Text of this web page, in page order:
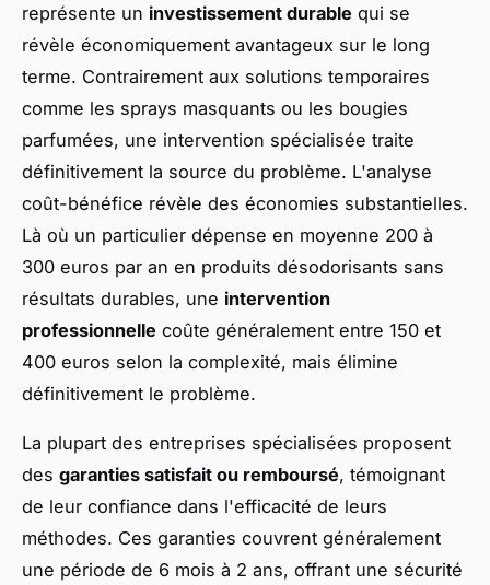
représente un investissement durable qui se
révèle économiquement avantageux sur le long
terme. Contrairement aux solutions temporaires
comme les sprays masquants ou les bougies
parfumées, une intervention spécialisée traite
définitivement la source du problème. L'analyse
coût-bénéfice révèle des économies substantielles.
Là où un particulier dépense en moyenne 200 à
300 euros par an en produits désodorisants sans
résultats durables, une intervention
professionnelle coûte généralement entre 150 et
400 euros selon la complexité, mais élimine
définitivement le problème.
La plupart des entreprises spécialisées proposent
des garanties satisfait ou remboursé, témoignant
de leur confiance dans l'efficacité de leurs
méthodes. Ces garanties couvrent généralement
une période de 6 mois à 2 ans, offrant une sécurité